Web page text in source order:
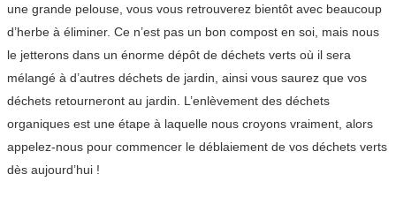
une grande pelouse, vous vous retrouverez bientôt avec beaucoup
d’herbe à éliminer. Ce n’est pas un bon compost en soi, mais nous
le jetterons dans un énorme dépôt de déchets verts où il sera
mélangé à d’autres déchets de jardin, ainsi vous saurez que vos
déchets retourneront au jardin. L’enlèvement des déchets
organiques est une étape à laquelle nous croyons vraiment, alors
appelez-nous pour commencer le déblaiement de vos déchets verts
dès aujourd’hui !